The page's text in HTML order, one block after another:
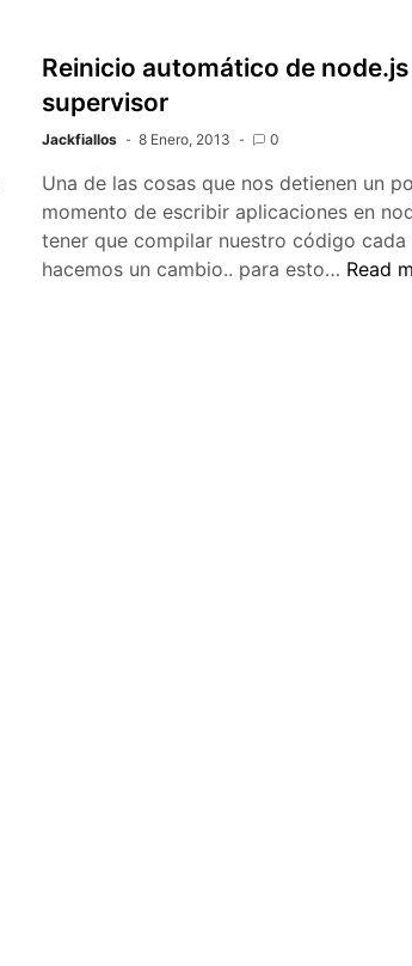
Reinicio automático de
supervisor
Jackfiallos 8 Enero, 2013 0
Una de las cosas que nos detienen un
momento de escribir aplicaciones en
tener que compilar nuestro código cada
hacemos un cambio.. para esto… Read